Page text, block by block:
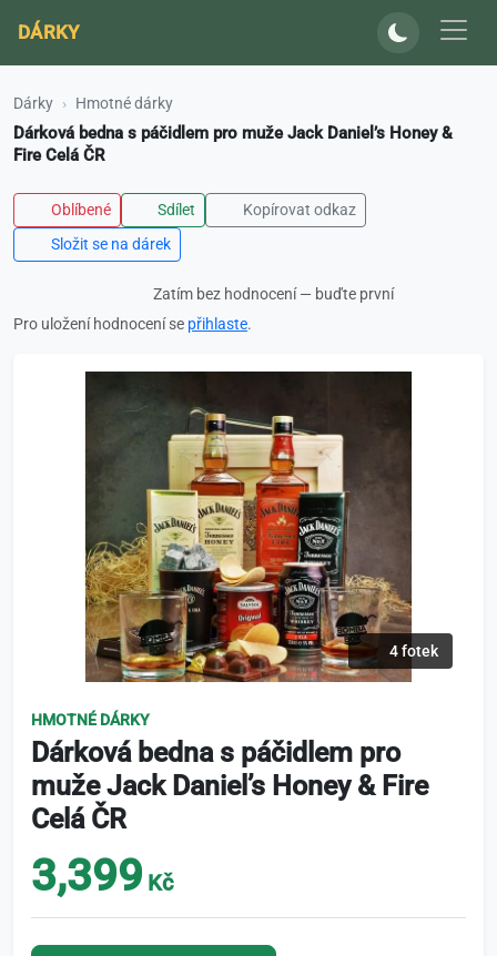
DÁRKY
Dárky Hmotné dárky
Dárková bedna s páčidlem pro muže Jack Daniel’s Honey &
Fire Celá ČR
Oblíbené Sdílet
Kopírovat odkaz
Složit se na dárek
Zatím bez hodnocení — buďte první
Pro uložení hodnocení se přihlaste.
4 fotek
HMOTNÉ DÁRKY
Dárková bedna s páčidlem pro
muže Jack Daniel’s Honey & Fire
Celá ČR
3,399 Kč